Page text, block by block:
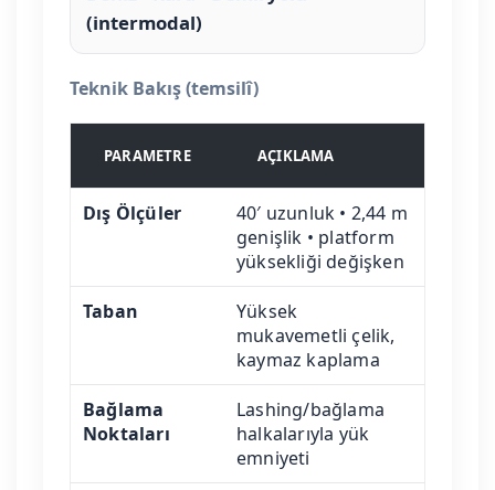
(intermodal)
Teknik Bakış (temsilî)
PARAMETRE AÇIKLAMA
Dış Ölçüler
40′ uzunluk • 2,44 m
genişlik • platform
yüksekliği değişken
Taban
Yüksek
mukavemetli çelik,
kaymaz kaplama
Bağlama
Noktaları
Lashing/bağlama
halkalarıyla yük
emniyeti